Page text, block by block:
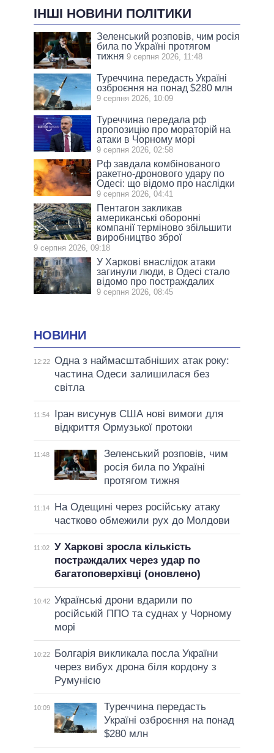
ІНШІ НОВИНИ ПОЛІТИКИ
Зеленський розповів, чим росія
била по Україні протягом
тижня 9 серпня 2026, 11:48
Туреччина передасть Україні
озброєння на понад $280 млн
9 серпня 2026, 10:09
Туреччина передала рф
пропозицію про мораторій на
атаки в Чорному морі
9 серпня 2026, 02:58
Рф завдала комбінованого
ракетно-дронового удару по
Одесі: що відомо про наслідки
9 серпня 2026, 04:41
Пентагон закликав
американські оборонні
компанії терміново збільшити
виробництво зброї
9 серпня 2026, 09:18
У Харкові внаслідок атаки
загинули люди, в Одесі стало
відомо про постраждалих
9 серпня 2026, 08:45
НОВИНИ
12:22 Одна з наймасштабніших атак року:
частина Одеси залишилася без
світла
11:54
Іран висунув США нові вимоги для
відкриття Ормузької протоки
11:48
Зеленський розповів, чим
росія била по Україні
протягом тижня
11:14
На Одещині через російську атаку
частково обмежили рух до Молдови
11:02
У Харкові зросла кількість
постраждалих через удар по
багатоповерхівці (оновлено)
10:42 Українські дрони вдарили по
російській ППО та суднах у Чорному
морі
10:22
Болгарія викликала посла України
через вибух дрона біля кордону з
Румунією
10:09
Туреччина передасть
Україні озброєння на понад
$280 млн